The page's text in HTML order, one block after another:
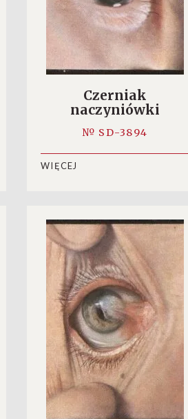
Czerniak
naczyniówki
№ SD-3894
WIĘCEJ